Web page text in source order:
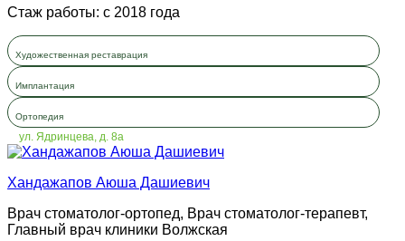
Стаж работы: с 2018 года
Художественная реставрация
Имплантация
Ортопедия
ул. Ядринцева, д. 8а
Хандажапов Аюша Дашиевич
Врач стоматолог-ортопед, Врач стоматолог-терапевт,
Главный врач клиники Волжская